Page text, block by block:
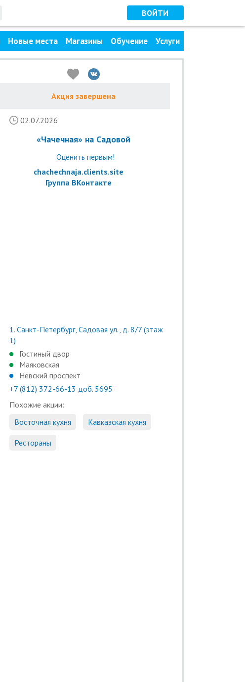
ВОЙТИ
Новые места Магазины Обучение Услуги
Акция завершена
02.07.2026
«Чачечная» на Садовой
Оценить первым!
chachechnaja.clients.site
Группа ВКонтакте
1. Санкт-Петербург, Садовая ул., д. 8/7 (этаж
1)
Гостиный двор
Маяковская
Невский проспект
+7 (812) 372-66-13 доб. 5695
Похожие акции:
Восточная кухня
Кавказская кухня
Рестораны